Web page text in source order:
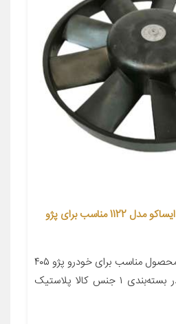
پروانه فن پیچی رادیاتور ایساکو مدل 1122 مناسب برای پژو
معرفی محصول جزئیات محصول مناسب برای خودرو پژو ۴۰۵
پژو پارس سمند تعداد در بسته‌بندی ۱ جنس کالا پلاستیک